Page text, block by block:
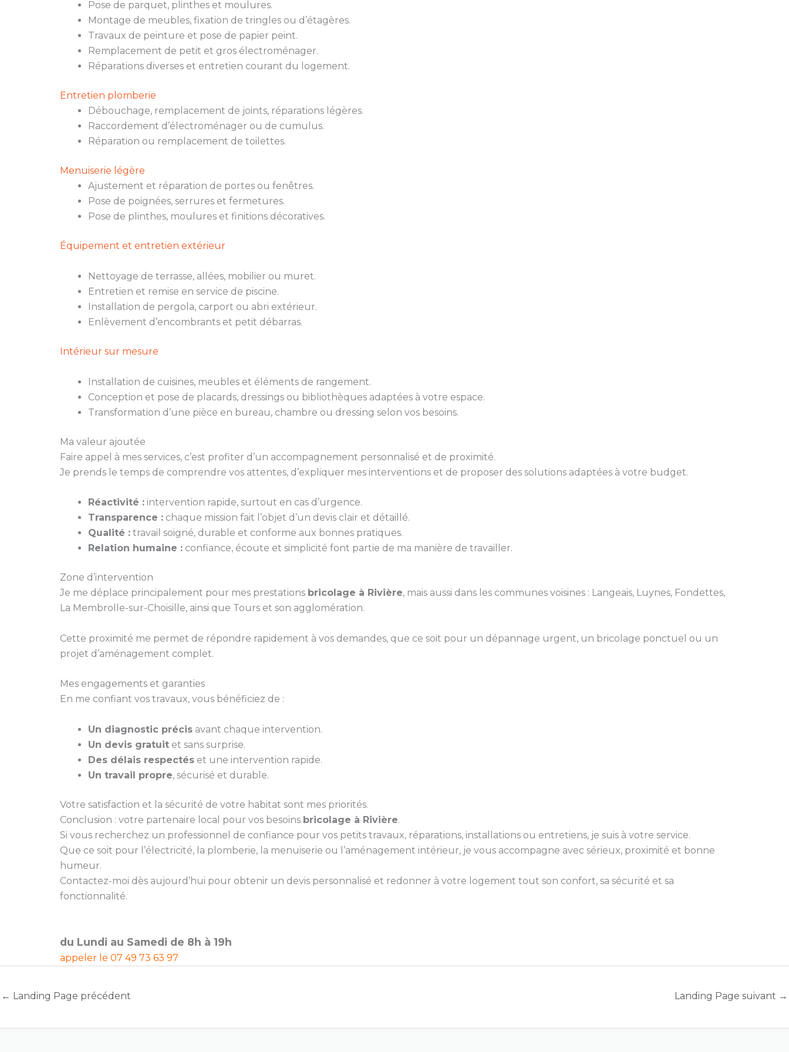
Pose de parquet, plinthes et moulures.
Montage de meubles, fixation de tringles ou d’étagères.
Travaux de peinture et pose de papier peint.
Remplacement de petit et gros électroménager.
Réparations diverses et entretien courant du logement.
Entretien plomberie
Débouchage, remplacement de joints, réparations légères.
Raccordement d’électroménager ou de cumulus.
Réparation ou remplacement de toilettes.
Menuiserie légère
Ajustement et réparation de portes ou fenêtres.
Pose de poignées, serrures et fermetures.
Pose de plinthes, moulures et finitions décoratives.
Équipement et entretien extérieur
Nettoyage de terrasse, allées, mobilier ou muret.
Entretien et remise en service de piscine.
Installation de pergola, carport ou abri extérieur.
Enlèvement d’encombrants et petit débarras.
Intérieur sur mesure
Installation de cuisines, meubles et éléments de rangement.
Conception et pose de placards, dressings ou bibliothèques adaptées à votre espace.
Transformation d’une pièce en bureau, chambre ou dressing selon vos besoins.
Ma valeur ajoutée
Faire appel à mes services, c’est profiter d’un accompagnement personnalisé et de proximité.
Je prends le temps de comprendre vos attentes, d’expliquer mes interventions et de proposer des solutions adaptées à votre budget.
Réactivité : intervention rapide, surtout en cas d’urgence.
Transparence : chaque mission fait l’objet d’un devis clair et détaillé.
Qualité : travail soigné, durable et conforme aux bonnes pratiques.
Relation humaine : confiance, écoute et simplicité font partie de ma manière de travailler.
Zone d’intervention
Je me déplace principalement pour mes prestations bricolage à Rivière, mais aussi dans les communes voisines : Langeais, Luynes, Fondettes,
La Membrolle-sur-Choisille, ainsi que Tours et son agglomération.
Cette proximité me permet de répondre rapidement à vos demandes, que ce soit pour un dépannage urgent, un bricolage ponctuel ou un
projet d’aménagement complet.
Mes engagements et garanties
En me confiant vos travaux, vous bénéficiez de :
Un diagnostic précis avant chaque intervention.
Un devis gratuit et sans surprise.
Des délais respectés et une intervention rapide.
Un travail propre, sécurisé et durable.
Votre satisfaction et la sécurité de votre habitat sont mes priorités.
Conclusion : votre partenaire local pour vos besoins bricolage à Rivière.
Si vous recherchez un professionnel de confiance pour vos petits travaux, réparations, installations ou entretiens, je suis à votre service.
Que ce soit pour l’électricité, la plomberie, la menuiserie ou l’aménagement intérieur, je vous accompagne avec sérieux, proximité et bonne
humeur.
Contactez-moi dès aujourd’hui pour obtenir un devis personnalisé et redonner à votre logement tout son confort, sa sécurité et sa
fonctionnalité.
du Lundi au Samedi de 8h à 19h
appeler le 07 49 73 63 97
← Landing Page précédent Landing Page suivant →